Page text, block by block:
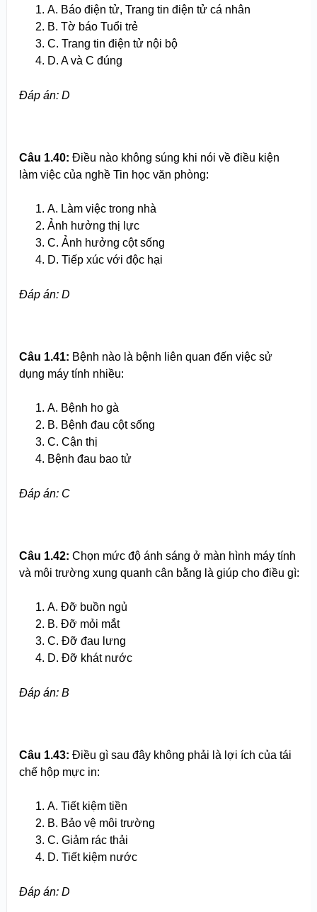
A. Báo điện tử, Trang tin điện tử cá nhân
B. Tờ báo Tuổi trẻ
C. Trang tin điện tử nội bộ
D. A và C đúng
Đáp án: D
Câu 1.40: Điều nào không súng khi nói về điều kiện
làm việc của nghề Tin học văn phòng:
A. Làm việc trong nhà
Ảnh hưởng thị lực
C. Ảnh hưởng cột sống
D. Tiếp xúc với độc hại
Đáp án: D
Câu 1.41: Bệnh nào là bệnh liên quan đến việc sử
dụng máy tính nhiều:
A. Bệnh ho gà
B. Bệnh đau cột sống
C. Cận thị
Bệnh đau bao tử
Đáp án: C
Câu 1.42: Chọn mức độ ánh sáng ở màn hình máy tính
và môi trường xung quanh cân bằng là giúp cho điều gì:
A. Đỡ buồn ngủ
B. Đỡ mỏi mắt
C. Đỡ đau lưng
D. Đỡ khát nước
Đáp án: B
Câu 1.43: Điều gì sau đây không phải là lợi ích của tái
chế hộp mực in:
A. Tiết kiệm tiền
B. Bảo vệ môi trường
C. Giảm rác thải
D. Tiết kiệm nước
Đáp án: D